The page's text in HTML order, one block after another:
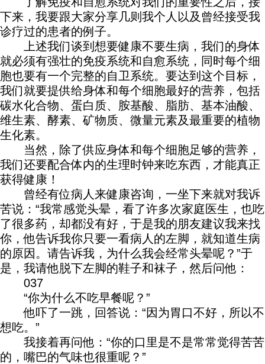
下来，我要跟大家分享几则我个人以及曾经接受我
诊疗过的患者的例子。
上述我们谈到想要健康不要生病，我们的身体
就必须有强壮的免疫系统和自愈系统，同时每个细
胞也要有一个完整的自卫系统。要达到这个目标，
我们就要提供给身体和每个细胞最好的营养，包括
碳水化合物、蛋白质、胺基酸、脂肪、基本油酸、
维生素、酵素、矿物质、微量元素及最重要的植物
生化素。
当然，除了供应身体和每个细胞足够的营养，
我们还要配合体内的生理时钟来吃东西，才能真正
获得健康！
曾经有位病人来健康咨询，一坐下来就对我诉
苦说：“我常感觉头晕，看了许多次家庭医生，也吃
了很多药，却都没有好，于是我的朋友建议我来找
你，他告诉我你只要一看病人的左脚，就知道生病
的原因。请告诉我，为什么我会经常头晕呢？”于
是，我请他脱下左脚的鞋子和袜子，然后问他：
037
“你为什么不吃早餐呢？”
他吓了一跳，回答说：“因为胃口不好，所以不
想吃。”
我接着再问他：“你的口里是不是常常觉得苦苦
的，嘴巴的气味也很重呢？”